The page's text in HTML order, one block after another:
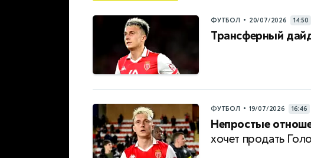
ФУТБОЛ • 20/07/2026 14:50
Трансферный
ФУТБОЛ • 19/07/2026 16:46
Непростые
хочет продать